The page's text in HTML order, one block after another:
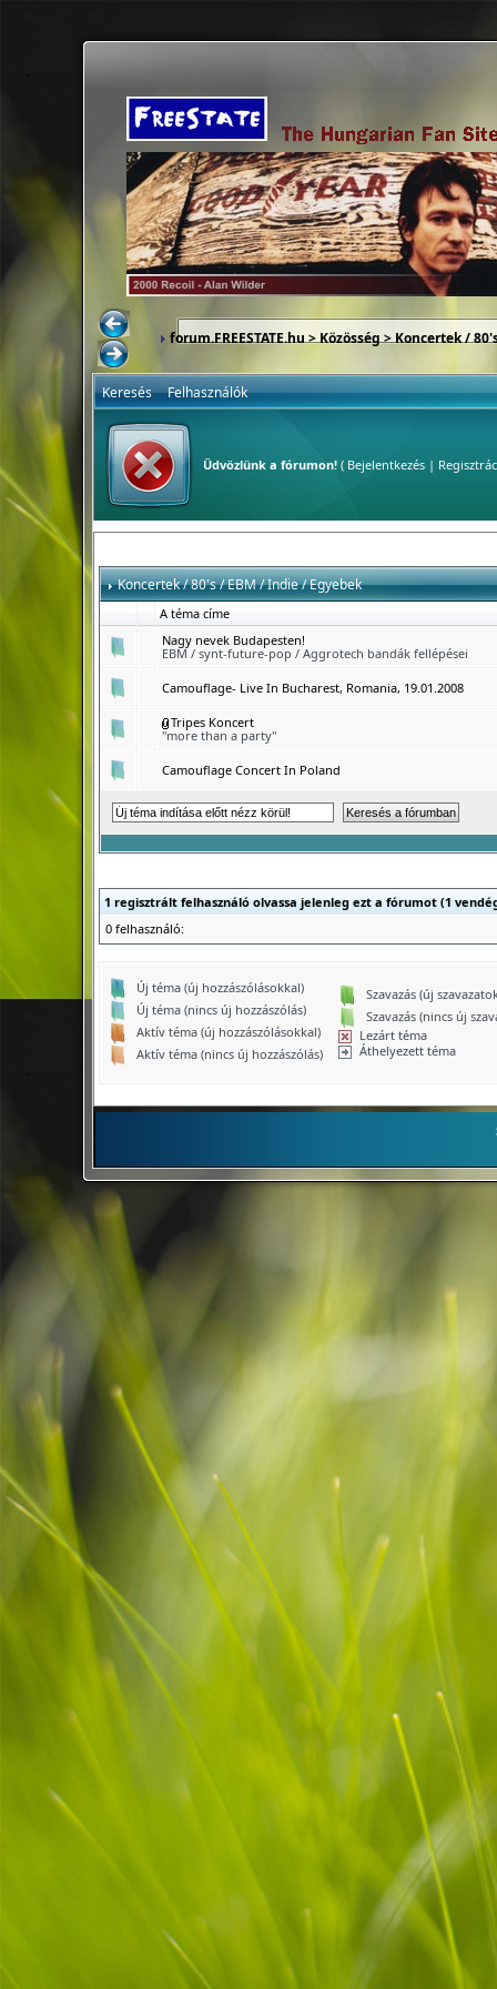
forum.FREESTATE.hu>Közösség>Koncertek /
Keresés Felhasználók
Üdvözlünk a fórumon!( Bejelentkezés|
Koncertek / 80's / EBM / Indie / Egyebek
A téma címe
Nagy nevek Budapesten!
EBM / synt-future-pop / Aggrotech bandák fellépései
Camouflage- Live In Bucharest, Romania, 19.01.2008
Tripes Koncert
"more than a party"
Camouflage Concert In Poland
1 regisztrált felhasználó olvassa jelenleg ezt a fórumot (1
0 felhasználó:
Új téma (új hozzászólásokkal)
Új téma (nincs új hozzászólás)
Aktív téma (új hozzászólásokkal)
Aktív téma (nincs új hozzászólás)
Szavazás (új
Szavazás (nincs új
Lezárt téma
Áthelyezett téma